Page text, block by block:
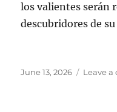
los valientes serán
descubridores de
Posted
June 13, 2026 Leave